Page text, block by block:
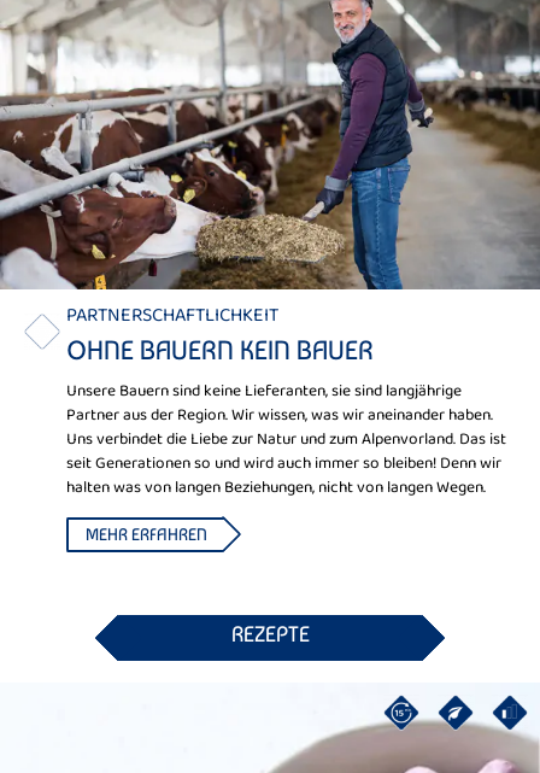
PARTNERSCHAFTLICHKEIT
OHNE BAUERN KEIN BAUER
Unsere Bauern sind keine Lieferanten, sie sind langjährige
Partner aus der Region. Wir wissen, was wir aneinander haben.
Uns verbindet die Liebe zur Natur und zum Alpenvorland. Das ist
seit Generationen so und wird auch immer so bleiben! Denn wir
halten was von langen Beziehungen, nicht von langen Wegen.
MEHR ERFAHREN
REZEPTE